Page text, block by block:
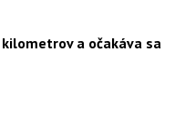
a očakáva sa